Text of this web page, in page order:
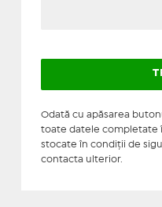
Odată cu apăsarea
toate datele completate
stocate în condiţii de
contacta ulterior.